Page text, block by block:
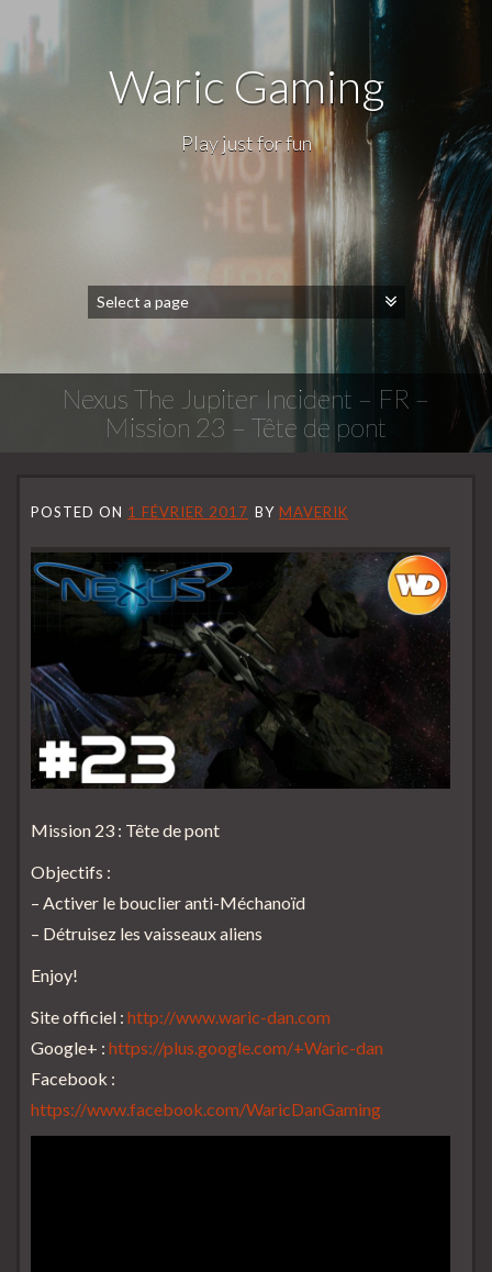
Waric Gaming
Play just for fun
Nexus The Jupiter Incident – FR –
Mission 23 – Tête de pont
POSTED ON 1 FÉVRIER 2017 BY MAVERIK
Mission 23 : Tête de pont
Objectifs :
– Activer le bouclier anti-Méchanoïd
– Détruisez les vaisseaux aliens
Enjoy!
Site officiel : http://www.waric-dan.com
Google+ : https://plus.google.com/+Waric-dan
Facebook :
https://www.facebook.com/WaricDanGaming